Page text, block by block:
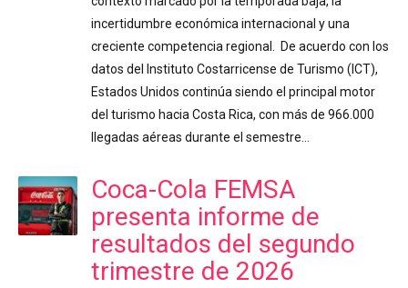
incertidumbre económica internacional y una
creciente competencia regional. De acuerdo con los
datos del Instituto Costarricense de Turismo (ICT),
Estados Unidos continúa siendo el principal motor
del turismo hacia Costa Rica, con más de 966.000
llegadas aéreas durante el semestre…
Coca-Cola FEMSA
presenta informe de
resultados del segundo
trimestre de 2026